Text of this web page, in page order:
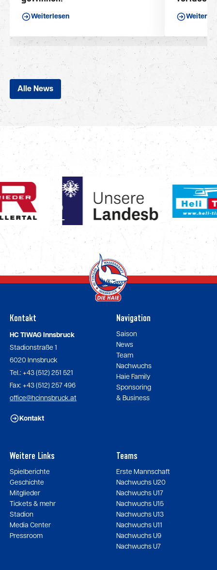
Weiterlesen
Alle News
Kontakt
HC TIWAG Innsbruck
Stadionstraße 1
6020 Innsbruck
Tel.: +43 (512) 251 521
Fax: +43 (512) 257 496
office@hcinnsbruck.at
Kontakt
Navigation
Saison
News
Team
Nachwuchs
Haie Family
Sponsoring
& Business
Weitere Links
Spielberichte
Geschichte
Mitglieder
Tickets & mehr
Stadion
Media Center
Pressroom
Teams
Erste Mannschaft
Nachwuchs U20
Nachwuchs U17
Nachwuchs U15
Nachwuchs U13
Nachwuchs U11
Nachwuchs U9
Nachwuchs U7